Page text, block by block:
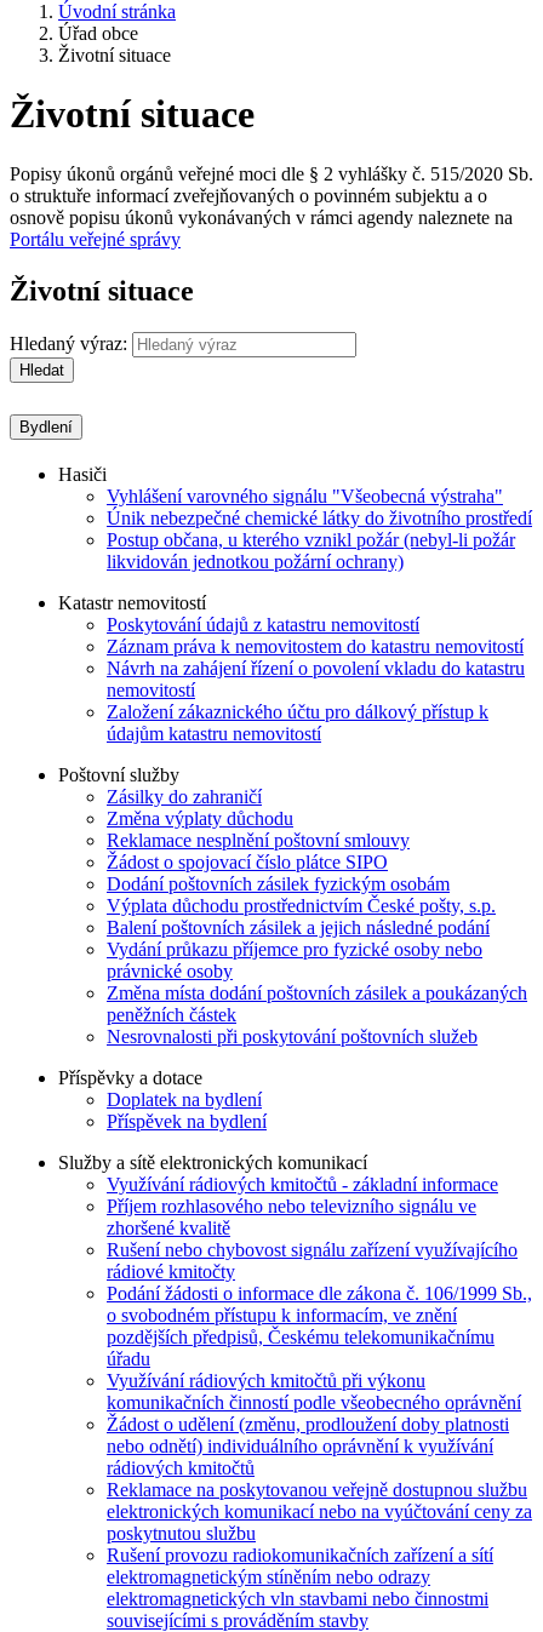
Úvodní stránka
Úřad obce
Životní situace
Životní situace
Popisy úkonů orgánů veřejné moci dle § 2 vyhlášky č. 515/2020 Sb.
o struktuře informací zveřejňovaných o povinném subjektu a o
osnově popisu úkonů vykonávaných v rámci agendy naleznete na
Portálu veřejné správy
Životní situace
Hledaný výraz:
Hledat
Bydlení
Hasiči
Vyhlášení varovného signálu "Všeobecná výstraha"
Únik nebezpečné chemické látky do životního prostředí
Postup občana, u kterého vznikl požár (nebyl-li požár
likvidován jednotkou požární ochrany)
Katastr nemovitostí
Poskytování údajů z katastru nemovitostí
Záznam práva k nemovitostem do katastru nemovitostí
Návrh na zahájení řízení o povolení vkladu do katastru
nemovitostí
Založení zákaznického účtu pro dálkový přístup k
údajům katastru nemovitostí
Poštovní služby
Zásilky do zahraničí
Změna výplaty důchodu
Reklamace nesplnění poštovní smlouvy
Žádost o spojovací číslo plátce SIPO
Dodání poštovních zásilek fyzickým osobám
Výplata důchodu prostřednictvím České pošty, s.p.
Balení poštovních zásilek a jejich následné podání
Vydání průkazu příjemce pro fyzické osoby nebo
právnické osoby
Změna místa dodání poštovních zásilek a poukázaných
peněžních částek
Nesrovnalosti při poskytování poštovních služeb
Příspěvky a dotace
Doplatek na bydlení
Příspěvek na bydlení
Služby a sítě elektronických komunikací
Využívání rádiových kmitočtů - základní informace
Příjem rozhlasového nebo televizního signálu ve
zhoršené kvalitě
Rušení nebo chybovost signálu zařízení využívajícího
rádiové kmitočty
Podání žádosti o informace dle zákona č. 106/1999 Sb.,
o svobodném přístupu k informacím, ve znění
pozdějších předpisů, Českému telekomunikačnímu
úřadu
Využívání rádiových kmitočtů při výkonu
komunikačních činností podle všeobecného oprávnění
Žádost o udělení (změnu, prodloužení doby platnosti
nebo odnětí) individuálního oprávnění k využívání
rádiových kmitočtů
Reklamace na poskytovanou veřejně dostupnou službu
elektronických komunikací nebo na vyúčtování ceny za
poskytnutou službu
Rušení provozu radiokomunikačních zařízení a sítí
elektromagnetickým stíněním nebo odrazy
elektromagnetických vln stavbami nebo činnostmi
souvisejícími s prováděním stavby